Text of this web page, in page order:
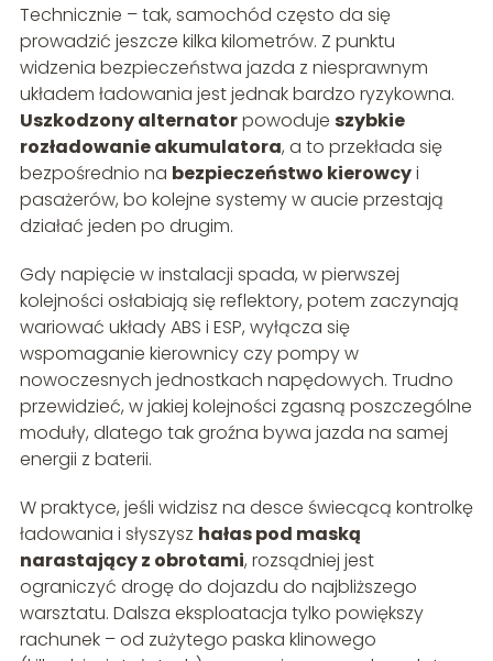
Technicznie – tak, samochód często da się
prowadzić jeszcze kilka kilometrów. Z punktu
widzenia bezpieczeństwa jazda z niesprawnym
układem ładowania jest jednak bardzo ryzykowna.
Uszkodzony alternatorpowoduje szybkie
rozładowanie akumulatora, a to przekłada się
bezpośrednio na bezpieczeństwo kierowcyi
pasażerów, bo kolejne systemy w aucie przestają
działać jeden po drugim.
Gdy napięcie w instalacji spada, w pierwszej
kolejności osłabiają się reflektory, potem zaczynają
wariować układy ABS i ESP, wyłącza się
wspomaganie kierownicy czy pompy w
nowoczesnych jednostkach napędowych. Trudno
przewidzieć, w jakiej kolejności zgasną poszczególne
moduły, dlatego tak groźna bywa jazda na samej
energii z baterii.
W praktyce, jeśli widzisz na desce świecącą kontrolkę
ładowania i słyszysz hałas pod maską
narastający z obrotami, rozsądniej jest
ograniczyć drogę do dojazdu do najbliższego
warsztatu. Dalsza eksploatacja tylko powiększy
rachunek – od zużytego paska klinowego